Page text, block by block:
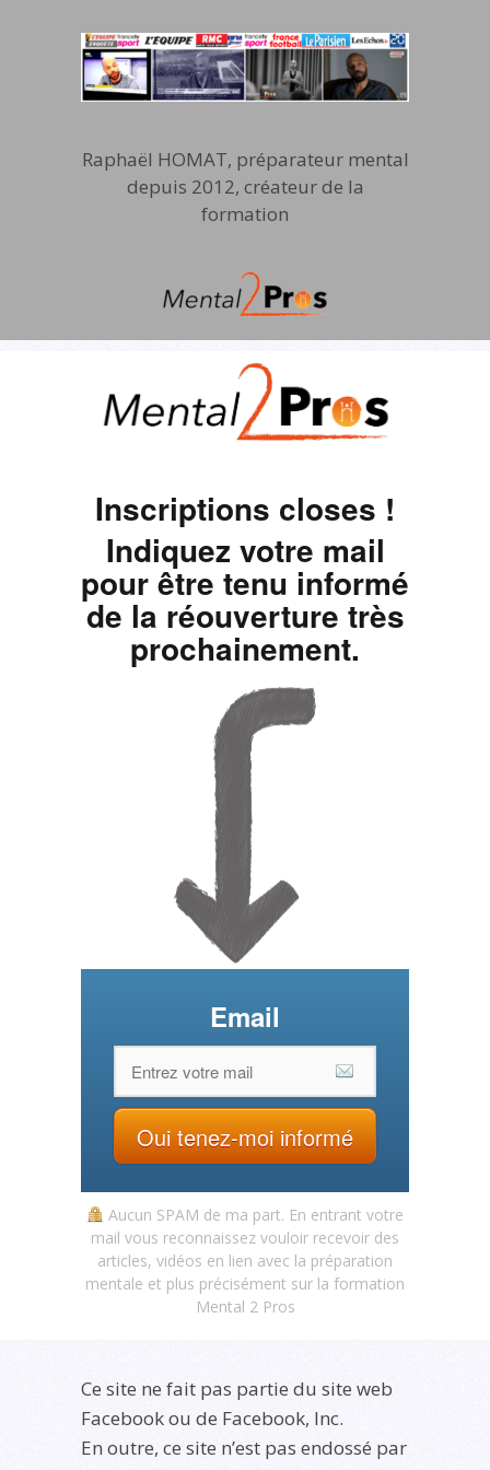
Raphaël HOMAT, préparateur mental
depuis 2012, créateur de la
formation
Inscriptions closes !
Indiquez votre mail
pour être tenu informé
de la réouverture très
prochainement.
Email
Oui tenez-moi informé
Aucun SPAM de ma part. En entrant votre
mail vous reconnaissez vouloir recevoir des
articles, vidéos en lien avec la préparation
mentale et plus précisément sur la formation
Mental 2 Pros
Ce site ne fait pas partie du site web
Facebook ou de Facebook, Inc.
En outre, ce site n’est pas endossé par